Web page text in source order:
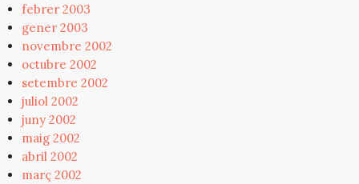
febrer 2003
gener 2003
novembre 2002
octubre 2002
setembre 2002
juliol 2002
juny 2002
maig 2002
abril 2002
març 2002